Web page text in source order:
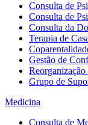
Consulta de
Consulta de
Consulta da
Terapia de
Gestão de
Grupo de
Medicina
Consulta de